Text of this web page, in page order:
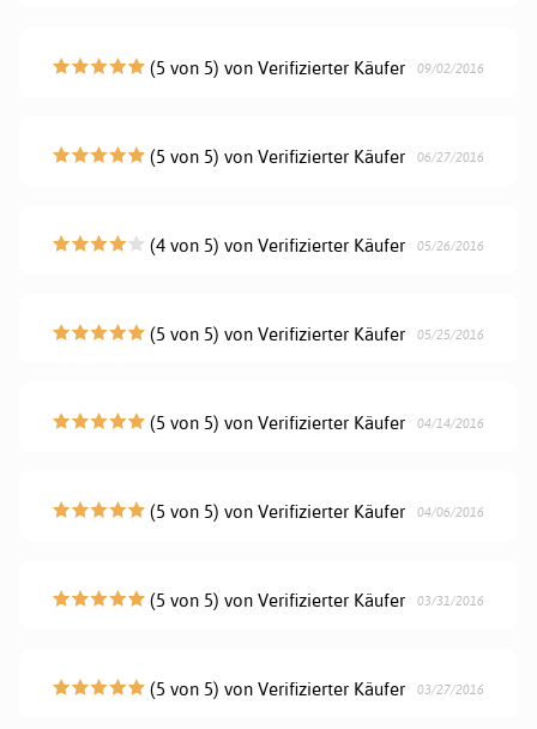
(5 von 5) von Verifizierter Käufer 09/02/2016
(5 von 5) von Verifizierter Käufer 06/27/2016
(4 von 5) von Verifizierter Käufer 05/26/2016
(5 von 5) von Verifizierter Käufer 05/25/2016
(5 von 5) von Verifizierter Käufer 04/14/2016
(5 von 5) von Verifizierter Käufer 04/06/2016
(5 von 5) von Verifizierter Käufer 03/31/2016
(5 von 5) von Verifizierter Käufer 03/27/2016